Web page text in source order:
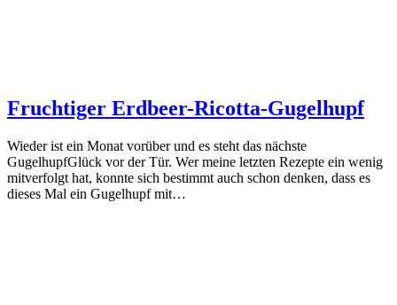
Fruchtiger Erdbeer-Ricotta-Gugelhupf
Wieder ist ein Monat vorüber und es steht das nächste
GugelhupfGlück vor der Tür. Wer meine letzten Rezepte ein wenig
mitverfolgt hat, konnte sich bestimmt auch schon denken, dass es
dieses Mal ein Gugelhupf mit…